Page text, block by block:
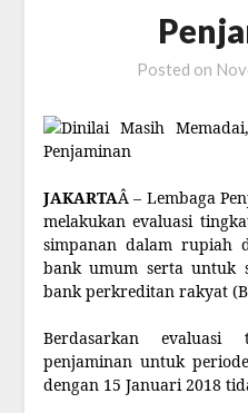
Posted on
JAKARTAÂ – Lembaga
melakukan evaluasi
simpanan dalam rupiah
bank umum serta untuk
bank perkreditan rakyat
Berdasarkan
penjaminan untuk
dengan 15 Januari 2018